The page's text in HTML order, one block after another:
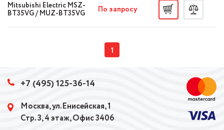
Mitsubishi Electric MSZ-
BT35VG / MUZ-BT35VG
По запросу
1
+7 (495) 125-36-14
Москва, ул.Енисейская, 1
Стр. 3, 4 этаж, Офис 3406